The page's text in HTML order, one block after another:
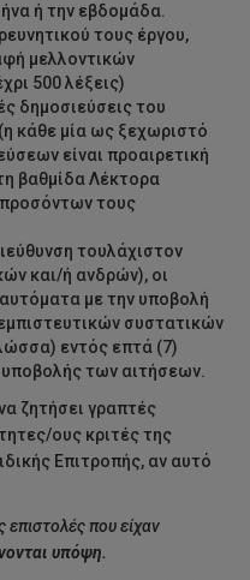
ή την εβδομάδα.
τους έργου,
μελλοντικών
500 λέξεις)
δημοσιεύσεις του
κάθε μία ως ξεχωριστό
είναι προαιρετική
βαθμίδα Λέκτορα
τους
τουλάχιστον
και/ή ανδρών), οι
με την υποβολή
συστατικών
εντός επτά (7)
των αιτήσεων.
ζητήσει γραπτές
ους κριτές της
Επιτροπής, αν αυτό
επιστολές που είχαν
υπόψη.